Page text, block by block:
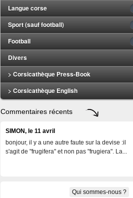
Langue corse
Sport (sauf football)
Football
Divers
> Corsicathèque Press-Book
> Corsicathèque English
Commentaires récents
SIMON, le 11 avril
bonjour, il y a une autre faute sur la devise :il
s'agit de "frugifera" et non pas "frugiera". La...
Qui sommes-nous ?